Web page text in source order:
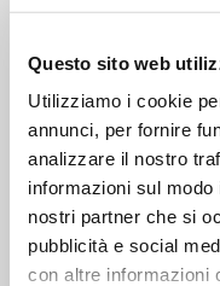
Questo sito web
Utilizziamo i cookie
annunci, per fornire
analizzare il nostro
informazioni sul
nostri partner che si
pubblicità e social
con altre informazioni
Informazioni per
Sacchetto:
Vassoio: Carta -
Modalità di